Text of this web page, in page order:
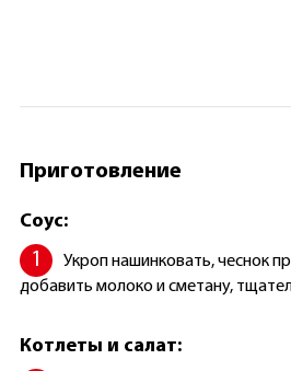
Приготовление
Соус:
Укроп нашинковать, чеснок
добавить молоко и сметану,
Котлеты и салат: